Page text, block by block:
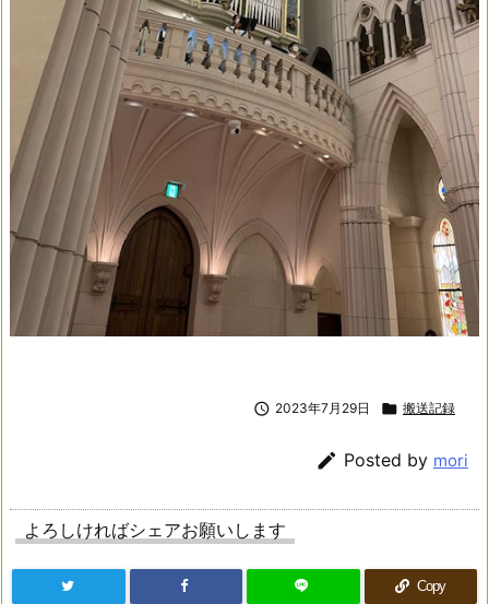
 2023年7月29日  搬送記録
 Posted by mori
よろしければシェアお願いします
Copy